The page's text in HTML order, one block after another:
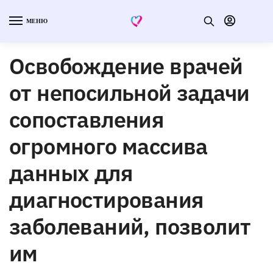
МЕНЮ
Освобождение врачей
от непосильной задачи
сопоставления
огромного массива
данных для
диагностирования
заболеваний, позволит
им